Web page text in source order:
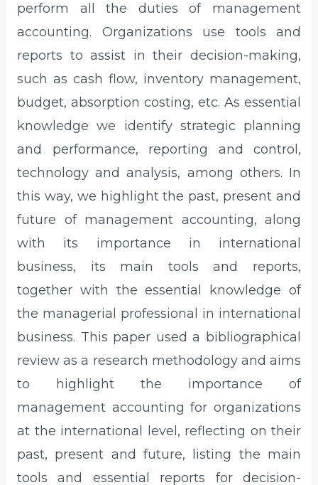
perform all the duties of management
accounting. Organizations use tools and
reports to assist in their decision-making,
such as cash flow, inventory management,
budget, absorption costing, etc. As essential
knowledge we identify strategic planning
and performance, reporting and control,
technology and analysis, among others. In
this way, we highlight the past, present and
future of management accounting, along
with its importance in international
business, its main tools and reports,
together with the essential knowledge of
the managerial professional in international
business. This paper used a bibliographical
review as a research methodology and aims
to highlight the importance of
management accounting for organizations
at the international level, reflecting on their
past, present and future, listing the main
tools and essential reports for decision-